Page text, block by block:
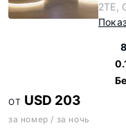
2TE,
ОТ USD 203
за номер / за ночь